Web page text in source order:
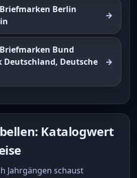
Berlin
Bund
Deutschland, Deutsche
Katalogwert
Jahrgängen schaust